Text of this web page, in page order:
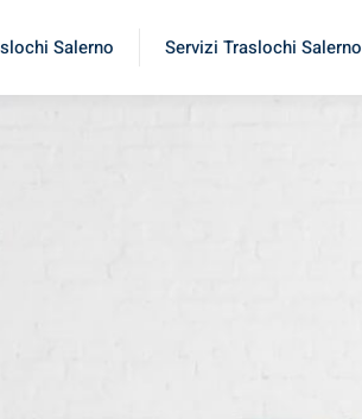
Salerno Servizi Traslochi Salerno